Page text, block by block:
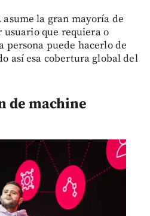
la gran mayoría de
usuario que requiera o
puede hacerlo de
así esa cobertura global del
de machine